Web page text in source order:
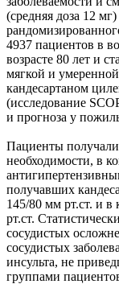
(средняя доза 12
4937 пациентов в
возрасте 80 лет и
мягкой и
кандесартаном
(исследование
и прогноза у
Пациенты
необходимости, в
получавших
145/80 мм рт.ст. и в
рт.ст.
сосудистых
сосудистых
инсульта, не
группами